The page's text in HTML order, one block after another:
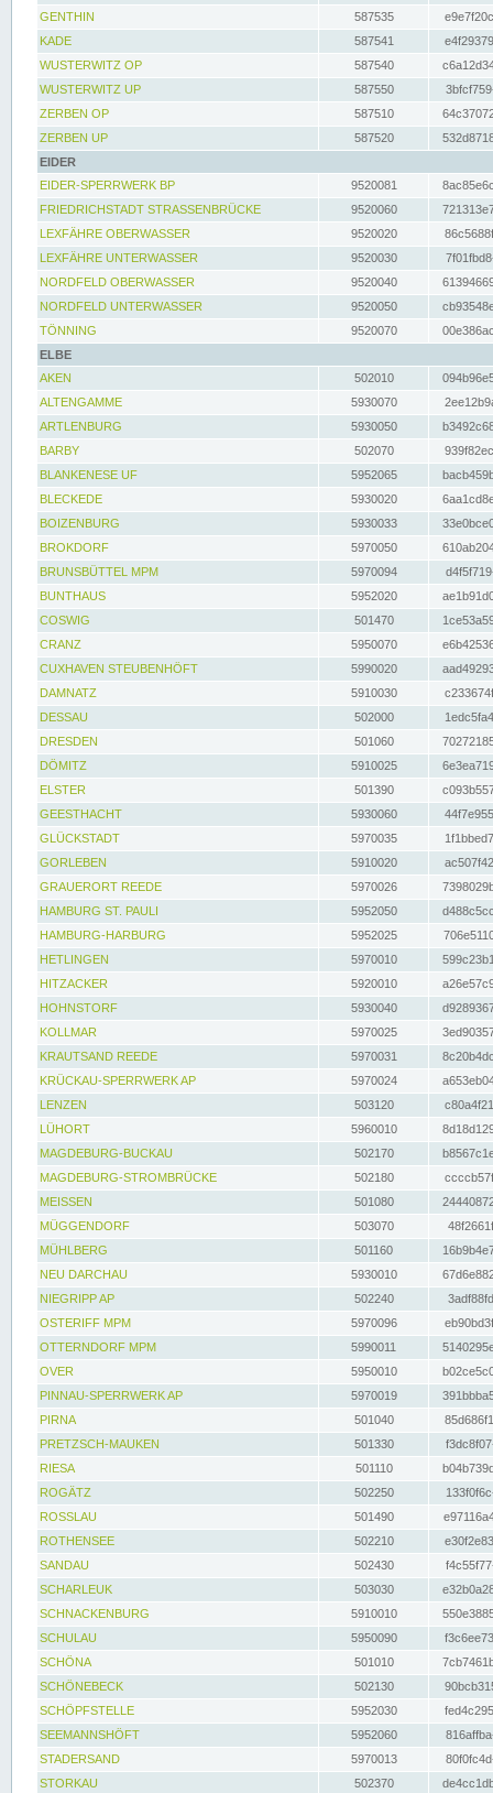
GENTHIN
587535
KADE
587541
WUSTERWITZ OP
587540
WUSTERWITZ UP
587550
ZERBEN OP
587510
ZERBEN UP
587520
EIDER
EIDER-SPERRWERK BP
9520081
FRIEDRICHSTADT STRASSENBRÜCKE
9520060
LEXFÄHRE OBERWASSER
9520020
LEXFÄHRE UNTERWASSER
9520030
NORDFELD OBERWASSER
9520040
NORDFELD UNTERWASSER
9520050
TÖNNING
9520070
ELBE
AKEN
502010
ALTENGAMME
5930070
ARTLENBURG
5930050
BARBY
502070
BLANKENESE UF
5952065
BLECKEDE
5930020
BOIZENBURG
5930033
BROKDORF
5970050
BRUNSBÜTTEL MPM
5970094
BUNTHAUS
5952020
COSWIG
501470
CRANZ
5950070
CUXHAVEN STEUBENHÖFT
5990020
DAMNATZ
5910030
DESSAU
502000
DRESDEN
501060
DÖMITZ
5910025
ELSTER
501390
GEESTHACHT
5930060
GLÜCKSTADT
5970035
GORLEBEN
5910020
GRAUERORT REEDE
5970026
HAMBURG ST. PAULI
5952050
HAMBURG-HARBURG
5952025
HETLINGEN
5970010
HITZACKER
5920010
HOHNSTORF
5930040
KOLLMAR
5970025
KRAUTSAND REEDE
5970031
KRÜCKAU-SPERRWERK AP
5970024
LENZEN
503120
LÜHORT
5960010
MAGDEBURG-BUCKAU
502170
MAGDEBURG-STROMBRÜCKE
502180
MEISSEN
501080
MÜGGENDORF
503070
MÜHLBERG
501160
NEU DARCHAU
5930010
NIEGRIPP AP
502240
OSTERIFF MPM
5970096
OTTERNDORF MPM
5990011
OVER
5950010
PINNAU-SPERRWERK AP
5970019
PIRNA
501040
PRETZSCH-MAUKEN
501330
RIESA
501110
ROGÄTZ
502250
ROSSLAU
501490
ROTHENSEE
502210
SANDAU
502430
SCHARLEUK
503030
SCHNACKENBURG
5910010
SCHULAU
5950090
SCHÖNA
501010
SCHÖNEBECK
502130
SCHÖPFSTELLE
5952030
SEEMANNSHÖFT
5952060
STADERSAND
5970013
STORKAU
502370